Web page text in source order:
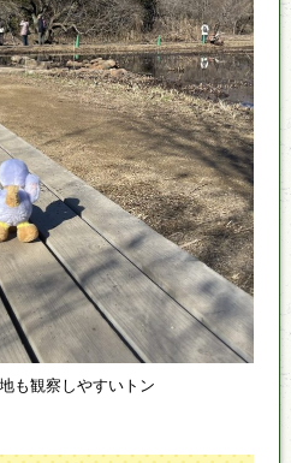
も観察しやすいトン